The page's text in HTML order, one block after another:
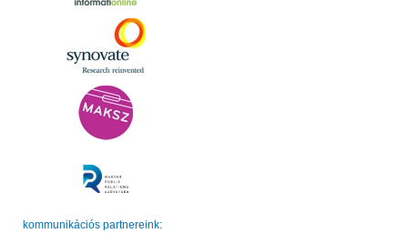
kommunikációs partnereink: